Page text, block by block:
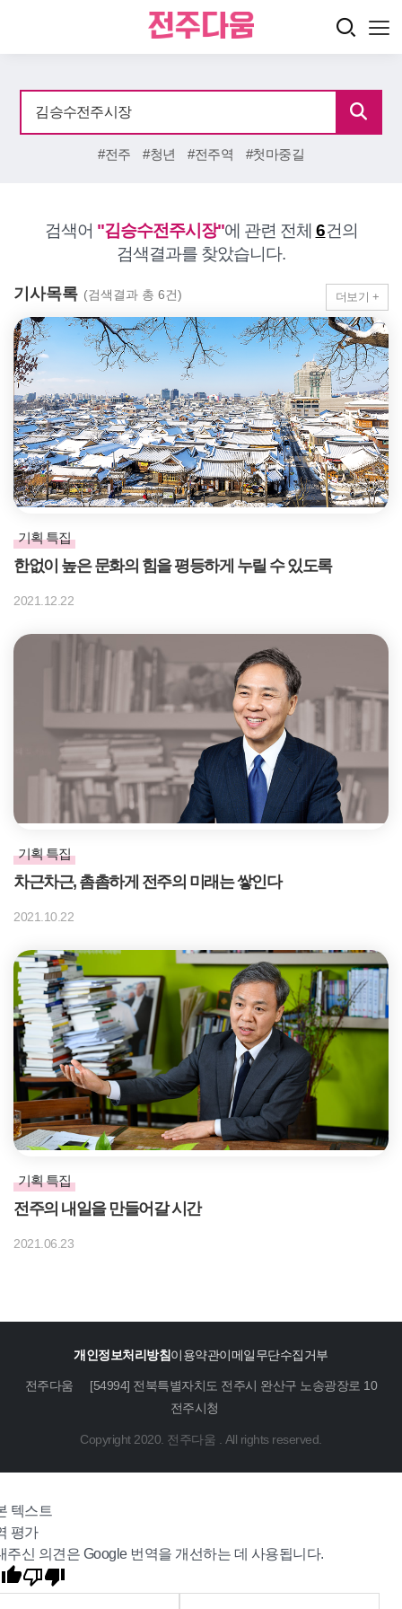
#전주 #청년 #전주역 #첫마중길
검색어 "김승수전주시장"에 관련 전체 6건의
검색결과를 찾았습니다.
기사목록 (검색결과 총 6건) 더보기 +
기획 특집
한없이 높은 문화의 힘을 평등하게 누릴 수 있도록
2021.12.22
기획 특집
차근차근, 촘촘하게 전주의 미래는 쌓인다
2021.10.22
기획 특집
전주의 내일을 만들어갈 시간
2021.06.23
개인정보처리방침이용약관이메일무단수집거부
전주다움
[54994] 전북특별자치도 전주시 완산구 노송광장로 10
전주시청
Copyright 2020. 전주다움 . All rights reserved.
텍스트
평가
주신 의견은 Google 번역을 개선하는 데 사용됩니다.